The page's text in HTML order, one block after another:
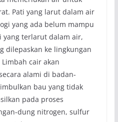
Pati yang larut dalam air
yang ada belum mampu
yang terlarut dalam air,
dilepaskan ke lingkungan
cair akan
alami di badan-
bau yang tidak
pada proses
dung nitrogen, sulfur